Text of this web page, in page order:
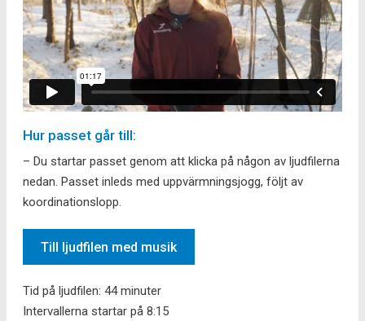
Hur passet går till:
– Du startar passet genom att klicka på någon av ljudfilerna
nedan. Passet inleds med uppvärmningsjogg, följt av
koordinationslopp.
Till ljudfilen med musik
Tid på ljudfilen: 44 minuter
Intervallerna startar på 8:15